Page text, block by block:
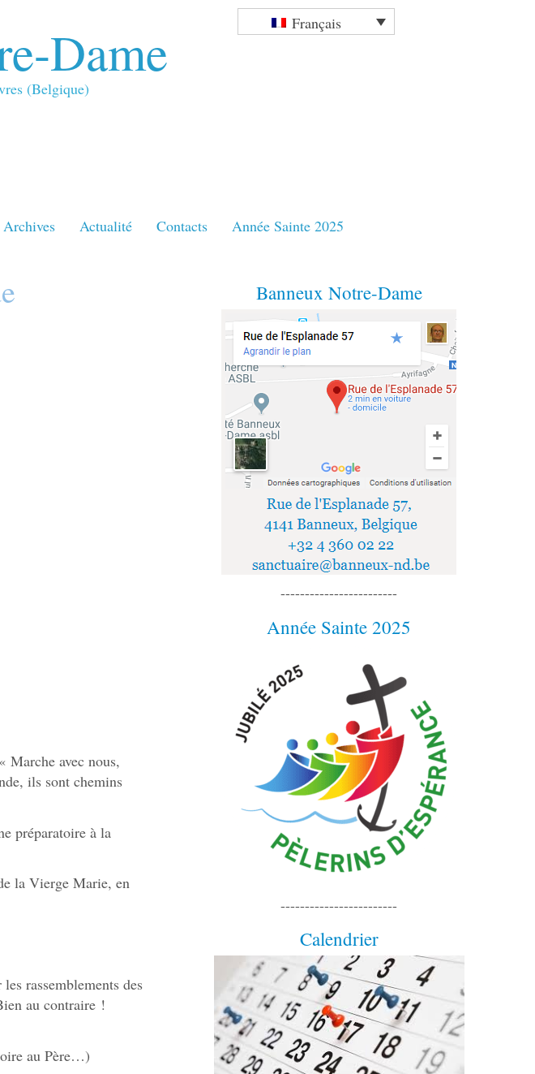
Dame
(Belgique)
Français
Archives Actualité Contacts Année Sainte 2025
Marche avec nous,
ils sont chemins
préparatoire à la
la Vierge Marie, en
rassemblements des
au contraire !
au Père…)
Banneux Notre-Dame
------------------------
Année Sainte 2025
------------------------
Calendrier